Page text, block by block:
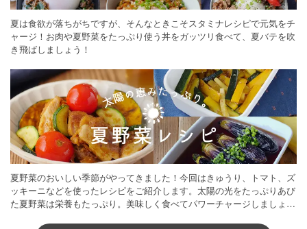
夏は食欲が落ちがちですが、そんなときこそスタミナレシピで元気をチ
ャージ！お肉や夏野菜をたっぷり使う丼をガッツリ食べて、夏バテを吹
き飛ばしましょう！
夏野菜のおいしい季節がやってきました！今回はきゅうり、トマト、ズ
ッキーニなどを使ったレシピをご紹介します。太陽の光をたっぷりあび
た夏野菜は栄養もたっぷり。美味しく食べてパワーチャージしましょう